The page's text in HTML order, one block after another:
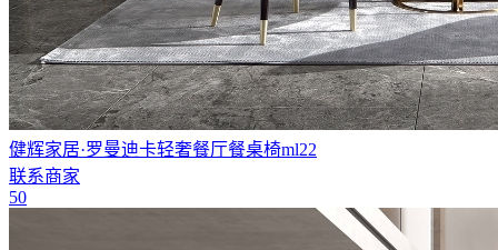
健辉家居·罗曼迪卡轻奢餐厅餐桌椅ml22
联系商家
50